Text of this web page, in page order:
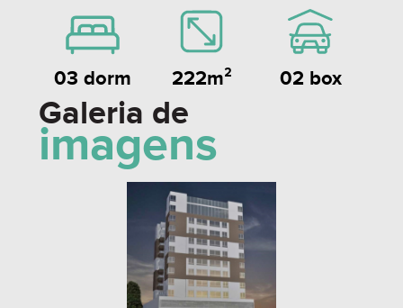
03 dorm 222m² 02 box
Galeria de
imagens